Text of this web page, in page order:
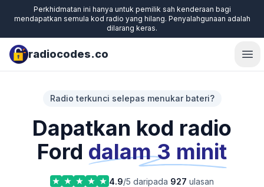
Perkhidmatan ini hanya untuk pemilik sah kenderaan bagi
mendapatkan semula kod radio yang hilang. Penyalahgunaan adalah
dilarang keras.
radiocodes.co
Radio terkunci selepas menukar bateri?
Dapatkan kod radio
Ford dalam 3 minit
4.9/5 daripada 927 ulasan